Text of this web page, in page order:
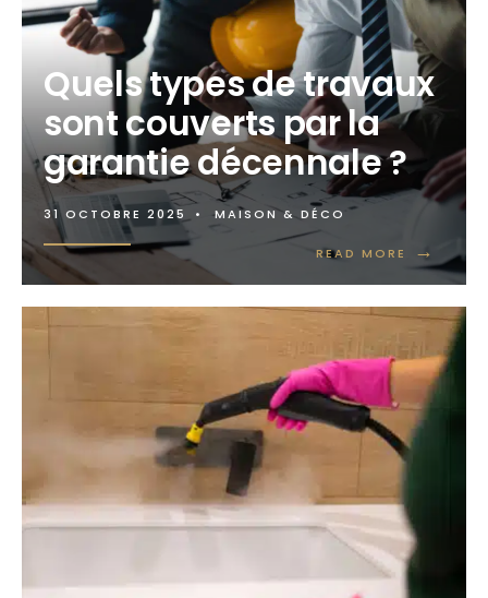
Quels types de travaux
sont couverts par la
garantie décennale ?
31 OCTOBRE 2025 • MAISON & DÉCO
READ MORE →